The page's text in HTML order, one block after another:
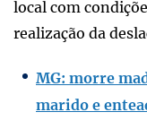
local com
realização da
MG: morre
marido e